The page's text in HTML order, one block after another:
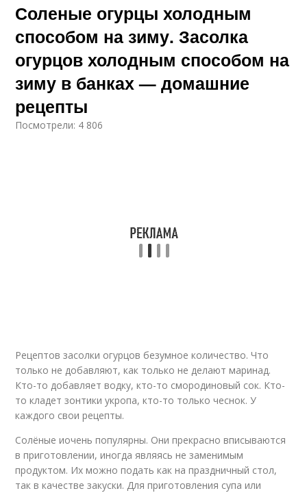
Холодные засолы Простые посолы
Посол в банках
Соленые огурцы холодным
способом на зиму. Засолка
огурцов холодным способом на
зиму в банках — домашние
рецепты
Посмотрели: 4 806
Рецептов засолки огурцов безумное количество. Что
только не добавляют, как только не делают маринад.
Кто-то добавляет водку, кто-то смородиновый сок. Кто-
то кладет зонтики укропа, кто-то только чеснок. У
каждого свои рецепты.
Солёные иочень популярны. Они прекрасно вписываются
в приготовлении, иногда являясь не заменимым
продуктом. Их можно подать как на праздничный стол,
так в качестве закуски. Для приготовления супа или